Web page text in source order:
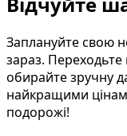
Заплануйте свою
зараз. Переходьте
обирайте зручну
найкращими
подорожі!